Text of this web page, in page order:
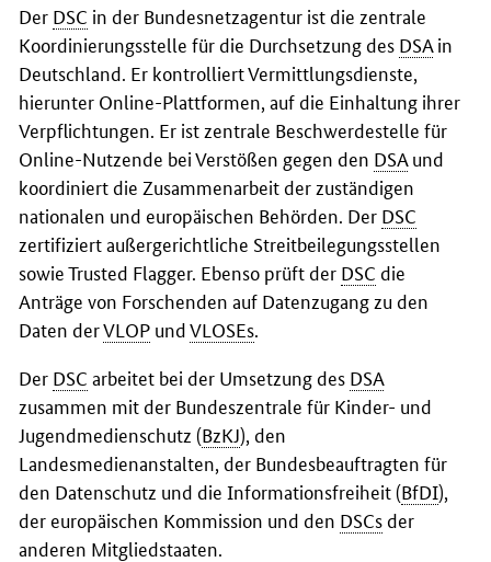
Der DSC in der Bundesnetzagentur ist die zentrale
Koordinierungsstelle für die Durchsetzung des DSA in
Deutschland. Er kontrolliert Vermittlungsdienste,
hierunter Online-Plattformen, auf die Einhaltung ihrer
Verpflichtungen. Er ist zentrale Beschwerdestelle für
Online-Nutzende bei Verstößen gegen den DSA und
koordiniert die Zusammenarbeit der zuständigen
nationalen und europäischen Behörden. Der DSC
zertifiziert außergerichtliche Streitbeilegungsstellen
sowie Trusted Flagger. Ebenso prüft der DSC die
Anträge von Forschenden auf Datenzugang zu den
Daten derVLOP undVLOSEs
Der DSC arbeitet bei der Umsetzung des DSA
zusammen mit der Bundeszentrale für Kinder- und
Jugendmedienschutz (BzKJ), den
Landesmedienanstalten, der Bundesbeauftragten für
den Datenschutz und die Informationsfreiheit (BfDI),
der europäischen Kommission und den DSCsder
anderen Mitgliedstaaten.